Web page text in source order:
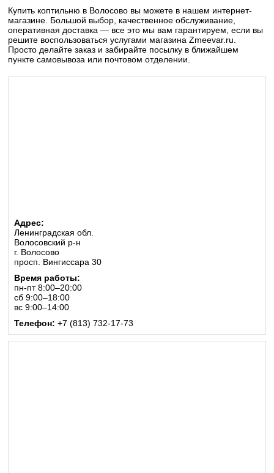
Купить коптильню в Волосово вы можете в нашем интернет-
магазине. Большой выбор, качественное обслуживание,
оперативная доставка — все это мы вам гарантируем, если вы
решите воспользоваться услугами магазина Zmeevar.ru.
Просто делайте заказ и забирайте посылку в ближайшем
пункте самовывоза или почтовом отделении.
Адрес:
Ленинградская обл.
Волосовский р-н
г. Волосово
просп. Вингиссара 30
Время работы:
пн-пт 8:00–20:00
сб 9:00–18:00
вс 9:00–14:00
Телефон: +7 (813) 732-17-73